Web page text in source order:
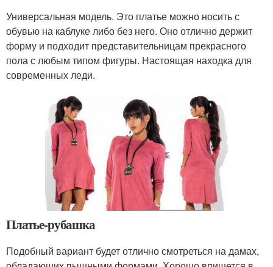
Универсальная модель. Это платье можно носить с
обувью на каблуке либо без него. Оно отлично держит
форму и подходит представительницам прекрасного
пола с любым типом фигуры. Настоящая находка для
современных леди.
Платье-рубашка
Подобный вариант будет отлично смотреться на дамах,